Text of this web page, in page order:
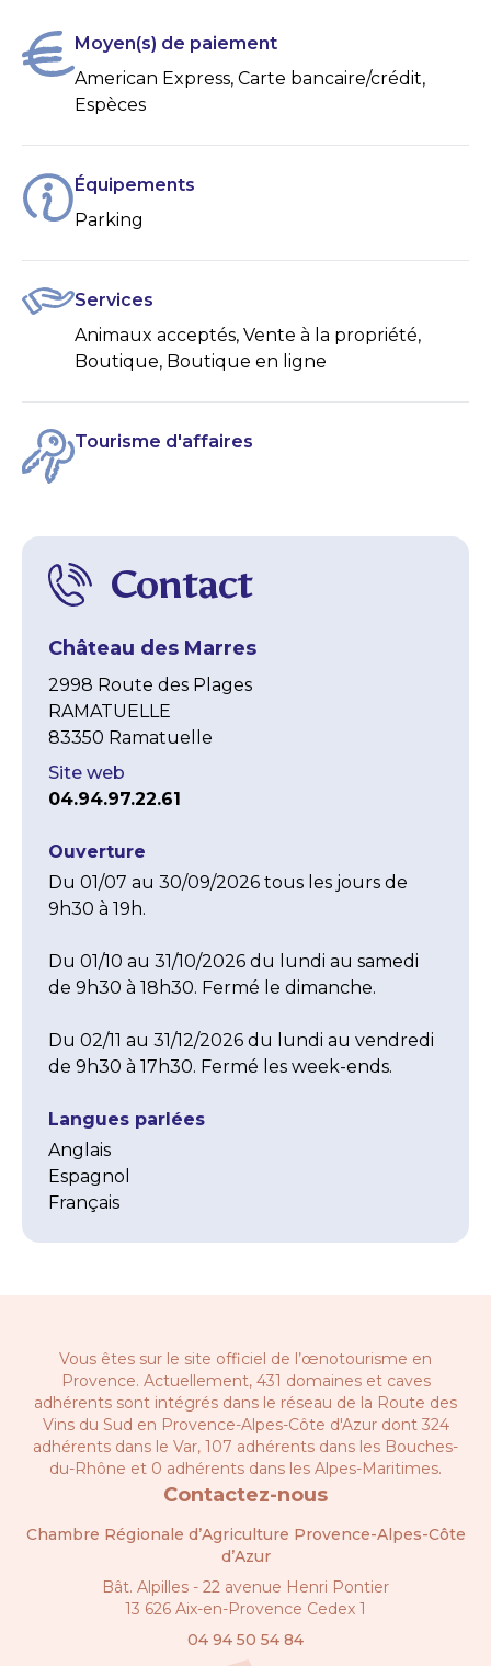
Moyen(s) de paiement
American Express, Carte bancaire/crédit,
Espèces
Équipements
Parking
Services
Animaux acceptés, Vente à la propriété,
Boutique, Boutique en ligne
Tourisme d'affaires
Contact
Château des Marres
2998 Route des Plages
RAMATUELLE
83350 Ramatuelle
Site web
04.94.97.22.61
Ouverture
Du 01/07 au 30/09/2026 tous les jours de
9h30 à 19h.
Du 01/10 au 31/10/2026 du lundi au samedi
de 9h30 à 18h30. Fermé le dimanche.
Du 02/11 au 31/12/2026 du lundi au vendredi
de 9h30 à 17h30. Fermé les week-ends.
Langues parlées
Anglais
Espagnol
Français
Vous êtes sur le site officiel de l’œnotourisme en
Provence. Actuellement, 431 domaines et caves
adhérents sont intégrés dans le réseau de la Route des
Vins du Sud en Provence-Alpes-Côte d'Azur dont 324
adhérents dans le Var, 107 adhérents dans les Bouches-
du-Rhône et 0 adhérents dans les Alpes-Maritimes.
Contactez-nous
Chambre Régionale d’Agriculture Provence-Alpes-Côte
d’Azur
Bât. Alpilles - 22 avenue Henri Pontier
13 626 Aix-en-Provence Cedex 1
04 94 50 54 84